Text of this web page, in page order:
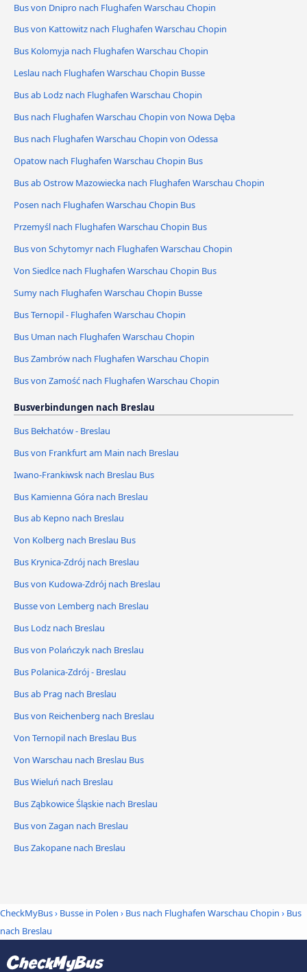
Bus von Dnipro nach Flughafen Warschau Chopin
Bus von Kattowitz nach Flughafen Warschau Chopin
Bus Kolomyja nach Flughafen Warschau Chopin
Leslau nach Flughafen Warschau Chopin Busse
Bus ab Lodz nach Flughafen Warschau Chopin
Bus nach Flughafen Warschau Chopin von Nowa Dęba
Bus nach Flughafen Warschau Chopin von Odessa
Opatow nach Flughafen Warschau Chopin Bus
Bus ab Ostrow Mazowiecka nach Flughafen Warschau Chopin
Posen nach Flughafen Warschau Chopin Bus
Przemyśl nach Flughafen Warschau Chopin Bus
Bus von Schytomyr nach Flughafen Warschau Chopin
Von Siedlce nach Flughafen Warschau Chopin Bus
Sumy nach Flughafen Warschau Chopin Busse
Bus Ternopil - Flughafen Warschau Chopin
Bus Uman nach Flughafen Warschau Chopin
Bus Zambrów nach Flughafen Warschau Chopin
Bus von Zamość nach Flughafen Warschau Chopin
Busverbindungen nach Breslau
Bus Bełchatów - Breslau
Bus von Frankfurt am Main nach Breslau
Iwano-Frankiwsk nach Breslau Bus
Bus Kamienna Góra nach Breslau
Bus ab Kepno nach Breslau
Von Kolberg nach Breslau Bus
Bus Krynica-Zdrój nach Breslau
Bus von Kudowa-Zdrój nach Breslau
Busse von Lemberg nach Breslau
Bus Lodz nach Breslau
Bus von Polańczyk nach Breslau
Bus Polanica-Zdrój - Breslau
Bus ab Prag nach Breslau
Bus von Reichenberg nach Breslau
Von Ternopil nach Breslau Bus
Von Warschau nach Breslau Bus
Bus Wieluń nach Breslau
Bus Ząbkowice Śląskie nach Breslau
Bus von Zagan nach Breslau
Bus Zakopane nach Breslau
CheckMyBus› Busse in Polen › Bus nach Flughafen Warschau Chopin › Bus
nach Breslau